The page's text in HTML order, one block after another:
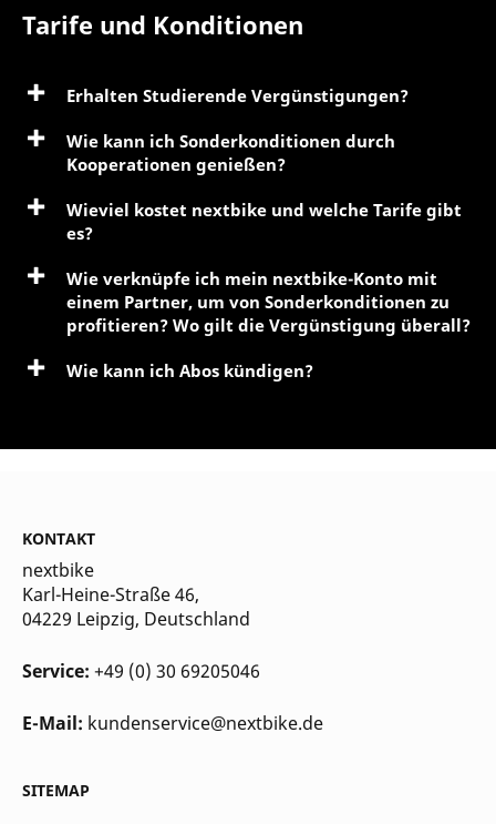
Tarife und Konditionen
Erhalten Studierende Vergünstigungen?
Wie kann ich Sonderkonditionen durch
Kooperationen genießen?
Wieviel kostet nextbike und welche Tarife gibt
es?
Wie verknüpfe ich mein nextbike-Konto mit
einem Partner, um von Sonderkonditionen zu
profitieren? Wo gilt die Vergünstigung überall?
Wie kann ich Abos kündigen?
KONTAKT
nextbike
Karl-Heine-Straße 46,
04229 Leipzig, Deutschland
Service: +49 (0) 30 69205046
E-Mail: kundenservice@nextbike.de
SITEMAP